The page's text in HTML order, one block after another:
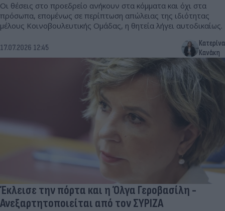
Οι θέσεις στο προεδρείο ανήκουν στα κόμματα και όχι στα
πρόσωπα, επομένως σε περίπτωση απώλειας της ιδιότητας
μέλους Κοινοβουλευτικής Ομάδας, η θητεία λήγει αυτοδικαίως.
17.07.2026 12:45
Κατερίνα
Κανάκη
Έκλεισε την πόρτα και η Όλγα Γεροβασίλη -
Ανεξαρτητοποιείται από τον ΣΥΡΙΖΑ